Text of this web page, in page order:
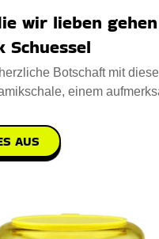
wir lieben
Schuessel
Botschaft mit
einem
AUS